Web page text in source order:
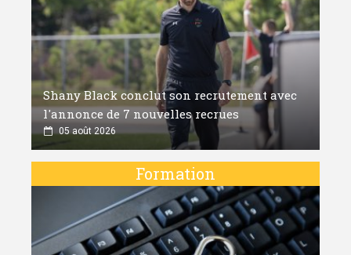
Shany Black conclut son recrutement avec
l'annonce de 7 nouvelles recrues
05 août 2026
Formation